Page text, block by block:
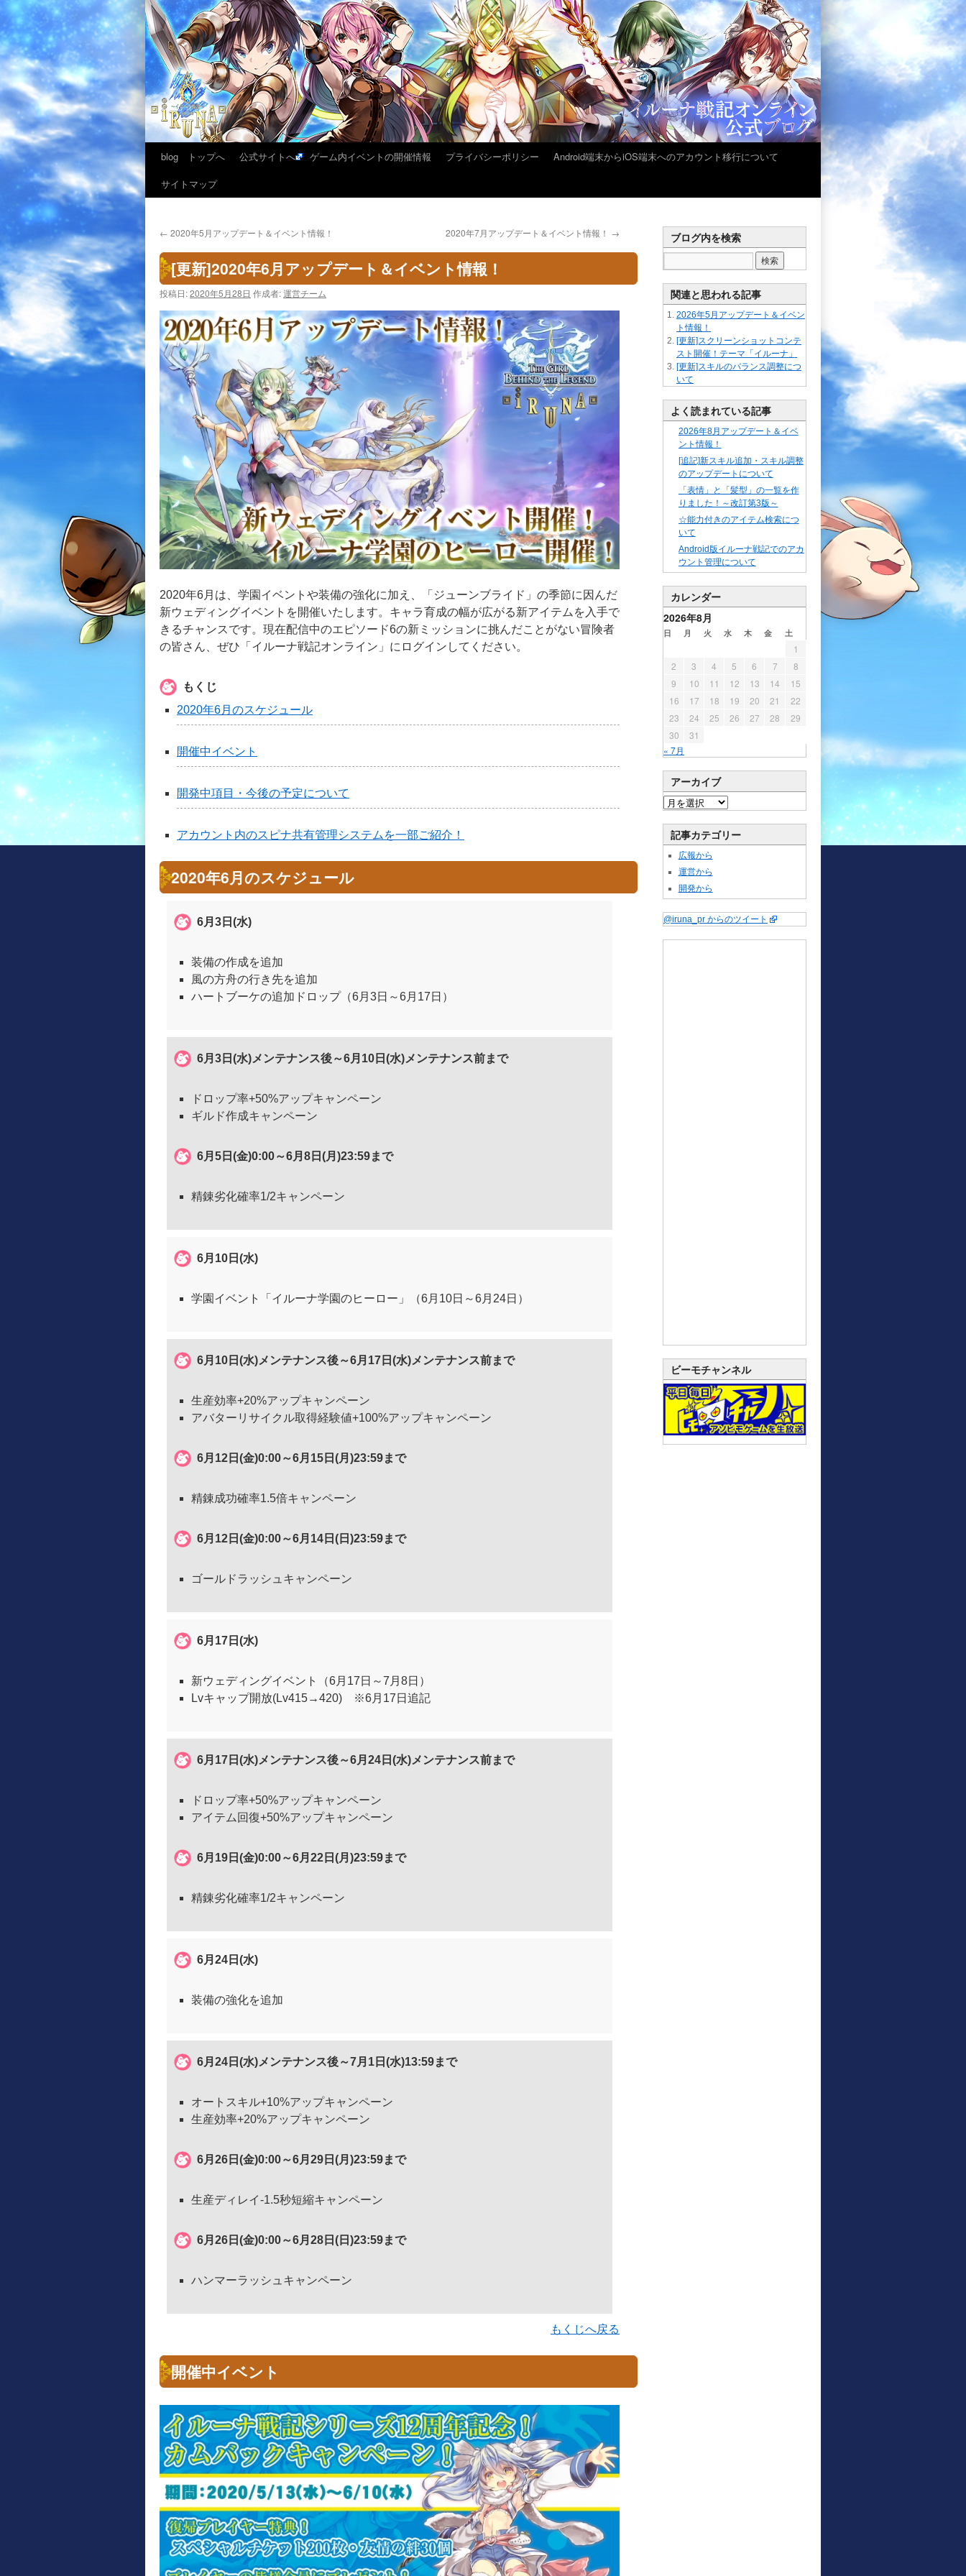
blog トップへ 公式サイトへ ゲーム内イベントの開催情報 プライバシーポリシー
Android端末からiOS端末へのアカウント移行について
サイトマップ
← 2020年5月アップデート＆イベント情報！ 2020年7月アップデート＆イベント情報！ →
[更新]2020年6月アップデート＆イベント情報！
投稿日:2020年5月28日 作成者:運営チーム
2020年6月は、学園イベントや装備の強化に加え、「ジューンブライド」の季節に因んだ
新ウェディングイベントを開催いたします。キャラ育成の幅が広がる新アイテムを入手で
きるチャンスです。現在配信中のエピソード6の新ミッションに挑んだことがない冒険者
の皆さん、ぜひ「イルーナ戦記オンライン」にログインしてください。
もくじ
2020年6月のスケジュール
開催中イベント
開発中項目・今後の予定について
アカウント内のスピナ共有管理システムを一部ご紹介！
2020年6月のスケジュール
6月3日(水)
装備の作成を追加
風の方舟の行き先を追加
ハートブーケの追加ドロップ（6月3日～6月17日）
6月3日(水)メンテナンス後～6月10日(水)メンテナンス前まで
ドロップ率+50%アップキャンペーン
ギルド作成キャンペーン
6月5日(金)0:00～6月8日(月)23:59まで
精錬劣化確率1/2キャンペーン
6月10日(水)
学園イベント「イルーナ学園のヒーロー」（6月10日～6月24日）
6月10日(水)メンテナンス後～6月17日(水)メンテナンス前まで
生産効率+20%アップキャンペーン
アバターリサイクル取得経験値+100%アップキャンペーン
6月12日(金)0:00～6月15日(月)23:59まで
精錬成功確率1.5倍キャンペーン
6月12日(金)0:00～6月14日(日)23:59まで
ゴールドラッシュキャンペーン
6月17日(水)
新ウェディングイベント（6月17日～7月8日）
Lvキャップ開放(Lv415→420) ※6月17日追記
6月17日(水)メンテナンス後～6月24日(水)メンテナンス前まで
ドロップ率+50%アップキャンペーン
アイテム回復+50%アップキャンペーン
6月19日(金)0:00～6月22日(月)23:59まで
精錬劣化確率1/2キャンペーン
6月24日(水)
装備の強化を追加
6月24日(水)メンテナンス後～7月1日(水)13:59まで
オートスキル+10%アップキャンペーン
生産効率+20%アップキャンペーン
6月26日(金)0:00～6月29日(月)23:59まで
生産ディレイ-1.5秒短縮キャンペーン
6月26日(金)0:00～6月28日(日)23:59まで
ハンマーラッシュキャンペーン
もくじへ戻る
開催中イベント
ブログ内を検索
関連と思われる記事
2026年5月アップデート＆イベン
ト情報！
[更新]スクリーンショットコンテ
スト開催！テーマ「イルーナ」
[更新]スキルのバランス調整につ
いて
よく読まれている記事
2026年8月アップデート＆イベ
ント情報！
[追記]新スキル追加・スキル調整
のアップデートについて
「表情」と「髪型」の一覧を作
りました！～改訂第3版～
☆能力付きのアイテム検索につ
いて
Android版イルーナ戦記でのアカ
ウント管理について
カレンダー
2026年8月
日 月 火 水 木 金 土
« 7月
1
2
3 4 5 6 7
8
9
10 11 12 13 14
15
16
17 18 19 20 21
22
23
24 25 26 27 28
29
30
31
アーカイブ
記事カテゴリー
広報から
運営から
開発から
@iruna_pr からのツイート
ビーモチャンネル